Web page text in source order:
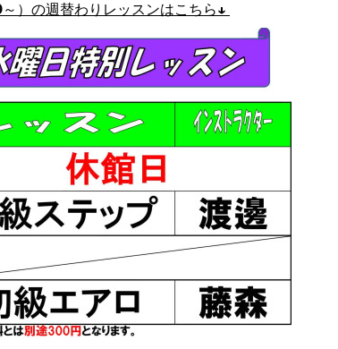
） の週替わりレッスンはこちら↓